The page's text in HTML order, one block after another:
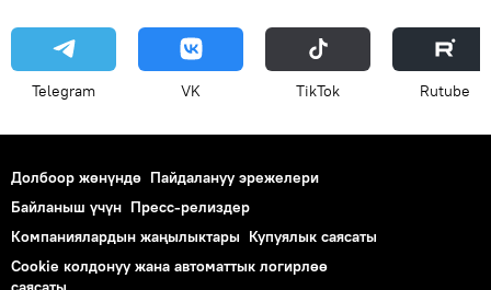
Telegram VK ТikТоk Rutube
Долбоор жөнүндө Пайдалануу эрежелери
Байланыш үчүн Пресс-релиздер
Компаниялардын жаңылыктары Купуялык саясаты
Cookie колдонуу жана автоматтык логирлөө